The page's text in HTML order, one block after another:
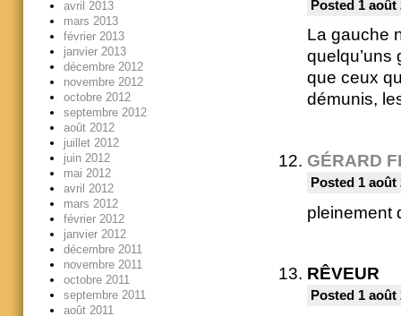
Posted 1
La gauche
quelqu’uns
que ceux
démunis,
GÉRARD
Posted 1
pleinement
RÊVEUR
Posted 1
avril 2013
mars 2013
février 2013
janvier 2013
décembre 2012
novembre 2012
octobre 2012
septembre 2012
août 2012
juillet 2012
juin 2012
mai 2012
avril 2012
mars 2012
février 2012
janvier 2012
décembre 2011
novembre 2011
octobre 2011
septembre 2011
août 2011